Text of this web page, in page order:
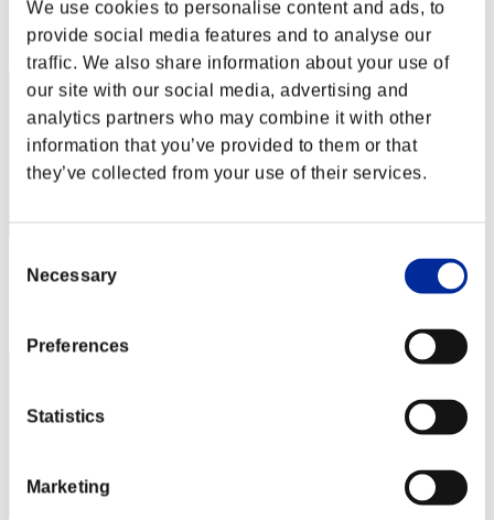
We use cookies to personalise content and ads, to
provide social media features and to analyse our
traffic. We also share information about your use of
our site with our social media, advertising and
analytics partners who may combine it with other
information that you’ve provided to them or that
they’ve collected from your use of their services.
Selection
Necessary
Preferences
Statistics
Marketing
2
Puntos: -